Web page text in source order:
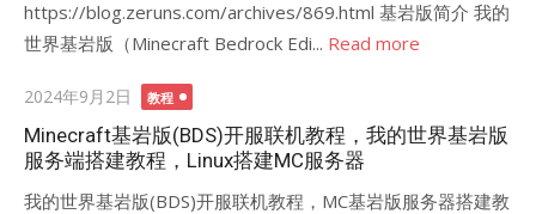
https://blog.zeruns.com/archives/869.html 基岩版简介 我的
世界基岩版（Minecraft Bedrock Edi... Read more
Posted
on
2024年9月2日 教程
Minecraft基岩版(BDS)开服联机教程，我的世界基岩版
服务端搭建教程，Linux搭建MC服务器
我的世界基岩版(BDS)开服联机教程，MC基岩版服务器搭建教